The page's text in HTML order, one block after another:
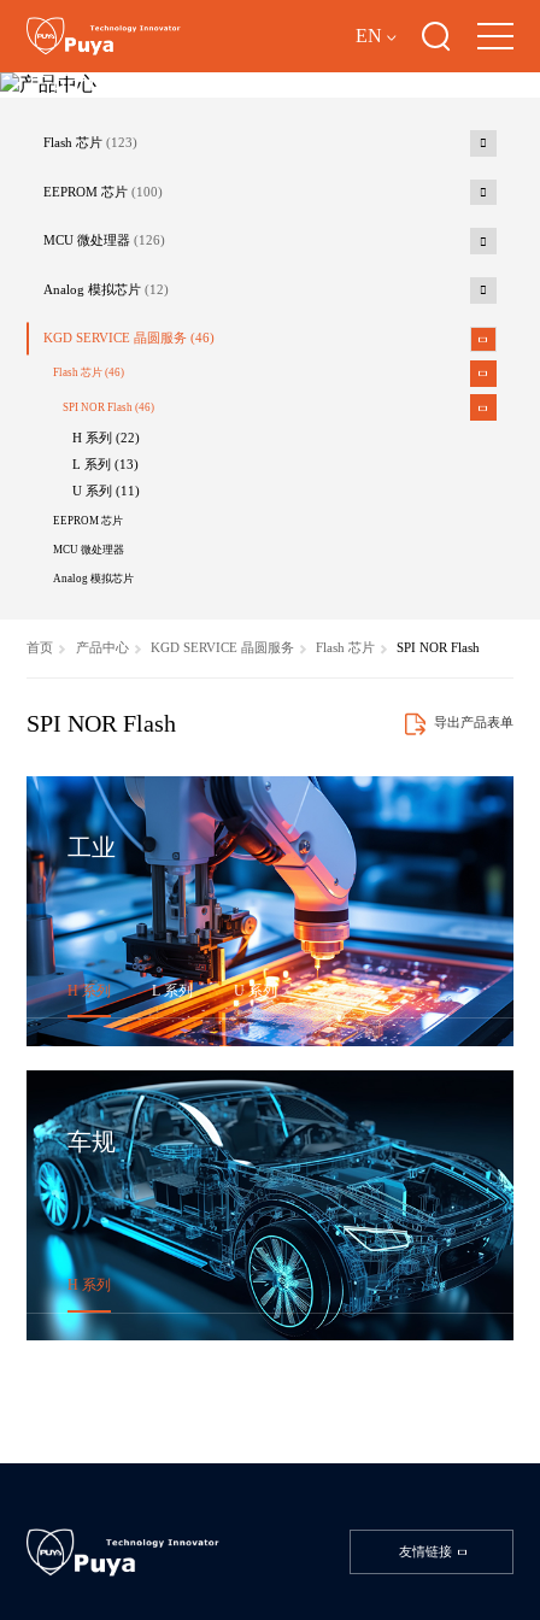
EN
产品中心
Flash 芯片 (123)
EEPROM 芯片 (100)
MCU 微处理器 (126)
Analog 模拟芯片 (12)
KGD SERVICE 晶圆服务 (46)
Flash 芯片(46)
SPI NOR Flash(46)
H 系列 (22)
L 系列 (13)
U 系列 (11)
EEPROM 芯片
MCU 微处理器
Analog 模拟芯片
首页 产品中心 KGD SERVICE 晶圆服务 Flash 芯片 SPI NOR Flash
SPI NOR Flash 导出产品表单
工业
H 系列 L 系列 U 系列
车规
H 系列
友情链接